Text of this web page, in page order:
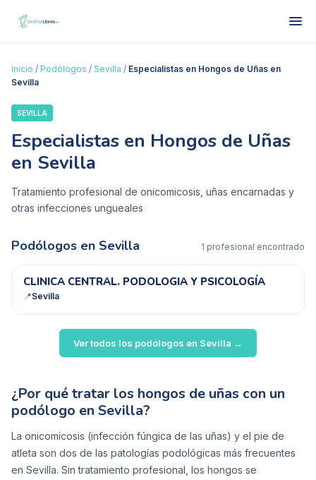
Inicio / Podólogos / Sevilla / Especialistas en Hongos de Uñas en
Sevilla
SEVILLA
Especialistas en Hongos de Uñas
en Sevilla
Tratamiento profesional de onicomicosis, uñas encarnadas y
otras infecciones ungueales
Podólogos en Sevilla 1 profesional encontrado
CC
CLINICA CENTRAL. PODOLOGIA Y PSICOLOGÍA
📍Sevilla
Ver todos los podólogos en Sevilla →
¿Por qué tratar los hongos de uñas con un
podólogo en Sevilla?
La onicomicosis (infección fúngica de las uñas) y el pie de
atleta son dos de las patologías podológicas más frecuentes
en Sevilla. Sin tratamiento profesional, los hongos se